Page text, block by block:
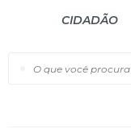
O que você procura?
CIDADÃO